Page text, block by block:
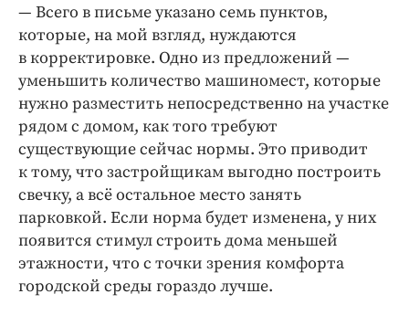
— Всего в письме указано семь пунк­тов,
которые, на мой взгляд, нуждаются
в корректировке. Одно из предложений — ​
уменьшить количество машиномест, которые
нужно разместить непосредственно на участке
рядом с домом, как того требуют
существующие сейчас нормы. Это приводит
к тому, что застройщикам выгодно построить
свечку, а всё остальное место занять
парковкой. Если норма будет изменена, у них
появится стимул строить дома меньшей
этажности, что с точки зрения комфорта
городской среды гораздо лучше.